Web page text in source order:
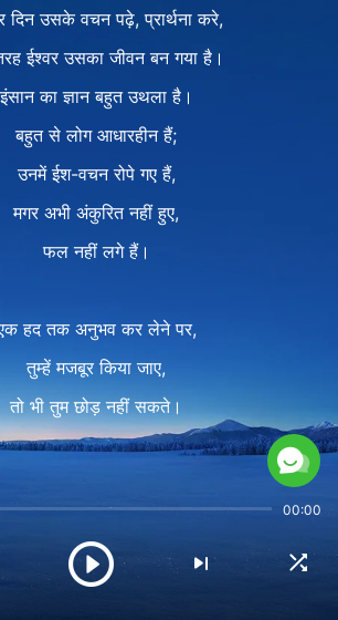
दिन उसके वचन पढ़े, प्रार्थना करे,
ईश्वर उसका जीवन बन गया है।
इंसान का ज्ञान बहुत उथला है।
बहुत से लोग आधारहीन हैं;
उनमें ईश-वचन रोपे गए हैं,
मगर अभी अंकुरित नहीं हुए,
फल नहीं लगे हैं।
हद तक अनुभव कर लेने पर,
तुम्हें मजबूर किया जाए,
तो भी तुम छोड़ नहीं सकते।
तुम्हें लगेगा सदा अपने अंतर में
बिन रहना जैसे अपना जीवन खोना।
00:00